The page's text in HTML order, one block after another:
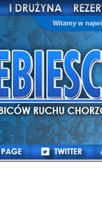
Witamy w